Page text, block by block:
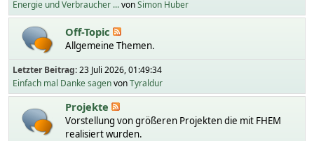
Energie und Verbraucher ...vonSimon Huber
Off-Topic
Allgemeine Themen.
Letzter Beitrag:23 Juli 2026, 01:49:34
Einfach mal Danke sagenvonTyraldur
Projekte
Vorstellung von größeren Projekten die mit FHEM
realisiert wurden.